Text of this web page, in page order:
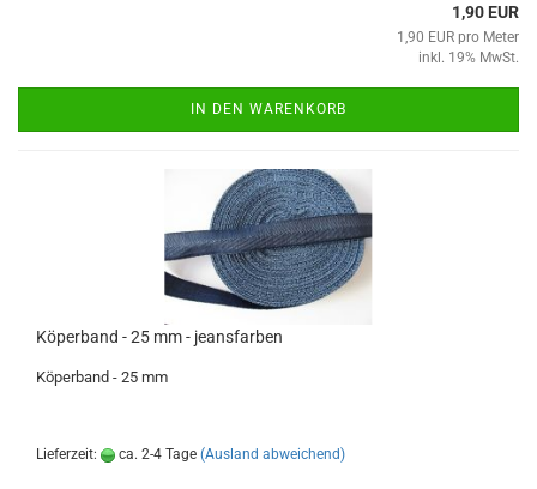
1,90 EUR
1,90 EUR pro Meter
inkl. 19% MwSt.
IN DEN WARENKORB
Köperband - 25 mm - jeansfarben
Köperband - 25 mm
Lieferzeit: ca. 2-4 Tage (Ausland abweichend)